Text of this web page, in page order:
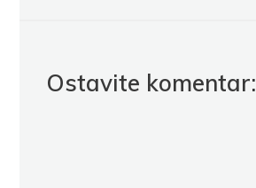
Ostavite komentar: